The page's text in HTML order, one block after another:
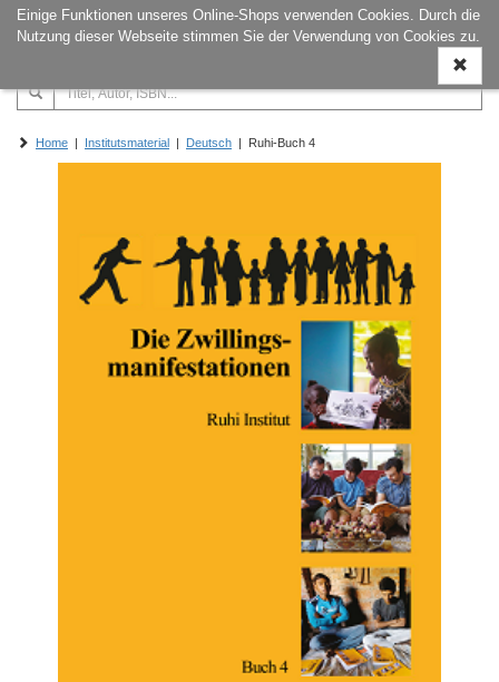
Einige Funktionen unseres Online-Shops verwenden Cookies. Durch die
Nutzung dieser Webseite stimmen Sie der Verwendung von Cookies zu.
ein-/
Home | Institutsmaterial | Deutsch | Ruhi-Buch 4